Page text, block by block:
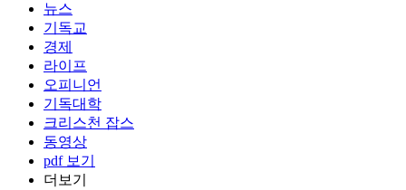
뉴스
기독교
경제
라이프
오피니언
기독대학
크리스천 잡스
동영상
pdf 보기
더보기